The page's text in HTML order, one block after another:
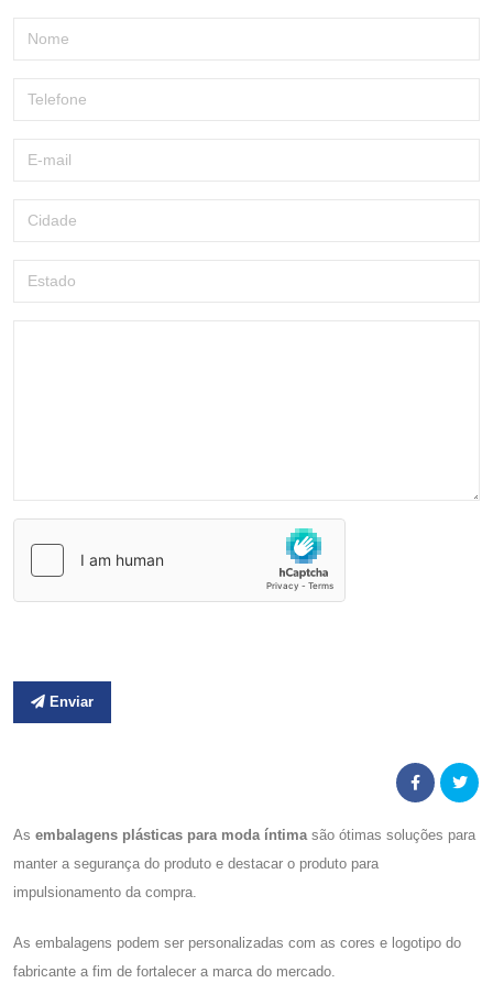
Enviar
As embalagens plásticas para moda íntimasão ótimas soluções para
manter a segurança do produto e destacar o produto para
impulsionamento da compra.
As embalagens podem ser personalizadas com as cores e logotipo do
fabricante a fim de fortalecer a marca do mercado.